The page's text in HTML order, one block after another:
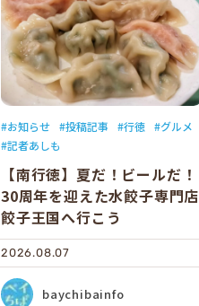
お知らせ 投稿記事 行徳
グルメ
記者あしも
【南行徳】夏だ！ビールだ！
30周年を迎えた水餃子専門店
餃子王国へ行こう
2026.08.07
baychibainfo